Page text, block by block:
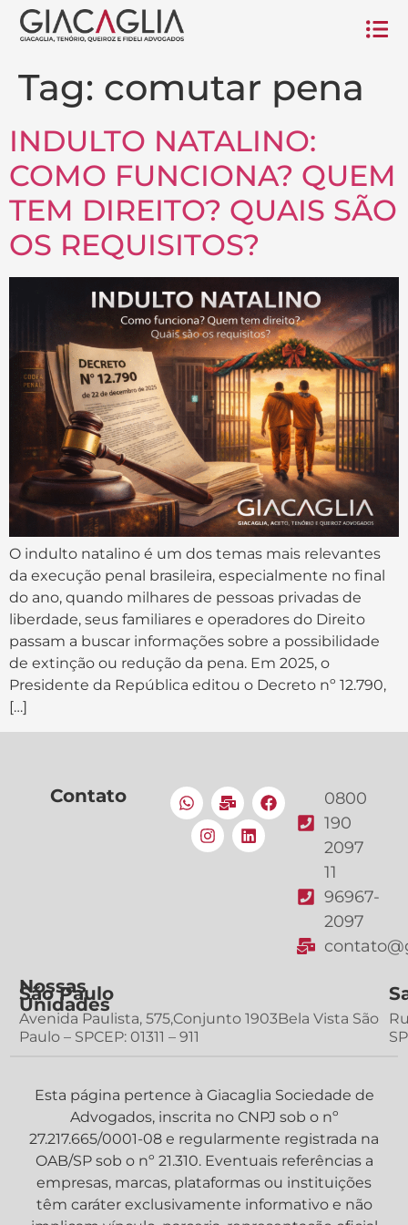
Tag: comutar pena
INDULTO NATALINO:
COMO FUNCIONA? QUEM
TEM DIREITO? QUAIS SÃO
OS REQUISITOS?
O indulto natalino é um dos temas mais relevantes
da execução penal brasileira, especialmente no final
do ano, quando milhares de pessoas privadas de
liberdade, seus familiares e operadores do Direito
passam a buscar informações sobre a possibilidade
de extinção ou redução da pena. Em 2025, o
Presidente da República editou o Decreto nº 12.790,
[…]
Contato
0800
190
2097
11
96967-
2097
Nossas
Unidades
São Paulo
Avenida Paulista, 575,Conjunto 1903Bela Vista São
Paulo – SPCEP: 01311 – 911
Esta página pertence à Giacaglia Sociedade de
Advogados, inscrita no CNPJ sob o nº
27.217.665/0001-08 e regularmente registrada na
OAB/SP sob o nº 21.310. Eventuais referências a
empresas, marcas, plataformas ou instituições
têm caráter exclusivamente informativo e não